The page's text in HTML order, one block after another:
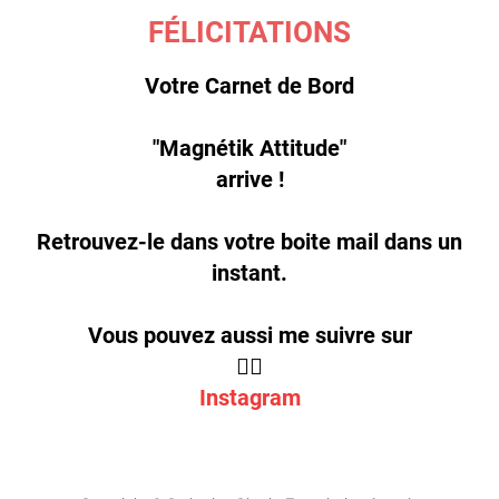
FÉLICITATIONS
Votre Carnet de Bord
"Magnétik Attitude"
arrive !
Retrouvez-le dans votre boite mail dans un
instant.
Vous pouvez aussi me suivre sur
👇🏻
Instagram